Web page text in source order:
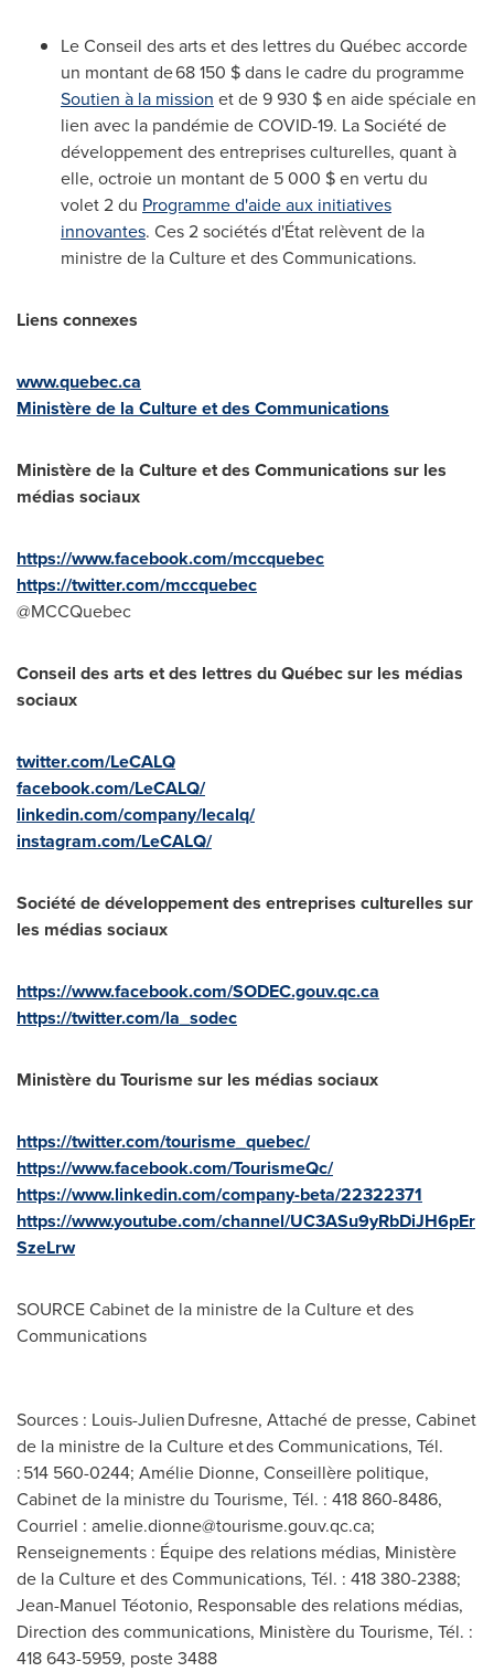
Le Conseil des arts et des lettres du Québec accorde
un montant de 68 150 $ dans le cadre du programme
Soutien à la mission et de 9 930 $ en aide spéciale en
lien avec la pandémie de COVID-19. La Société de
développement des entreprises culturelles, quant à
elle, octroie un montant de 5 000 $ en vertu du
volet 2 du Programme d'aide aux initiatives
innovantes. Ces 2 sociétés d'État relèvent de la
ministre de la Culture et des Communications.
Liens connexes
www.quebec.ca
Ministère de la Culture et des Communications
Ministère de la Culture et des Communications sur les
médias sociaux
https://www.facebook.com/mccquebec
https://twitter.com/mccquebec
@MCCQuebec
Conseil des arts et des lettres du Québec sur les médias
sociaux
twitter.com/LeCALQ
facebook.com/LeCALQ/
linkedin.com/company/lecalq/
instagram.com/LeCALQ/
Société de développement des entreprises culturelles sur
les médias sociaux
https://www.facebook.com/SODEC.gouv.qc.ca
https://twitter.com/la_sodec
Ministère du Tourisme sur les médias sociaux
https://twitter.com/tourisme_quebec/
https://www.facebook.com/TourismeQc/
https://www.linkedin.com/company-beta/22322371
https://www.youtube.com/channel/UC3ASu9yRbDiJH6pEr
SzeLrw
SOURCE Cabinet de la ministre de la Culture et des
Communications
Sources : Louis-Julien Dufresne, Attaché de presse, Cabinet
de la ministre de la Culture et des Communications, Tél.
: 514 560-0244; Amélie Dionne, Conseillère politique,
Cabinet de la ministre du Tourisme, Tél. : 418 860-8486,
Courriel : amelie.dionne@tourisme.gouv.qc.ca;
Renseignements : Équipe des relations médias, Ministère
de la Culture et des Communications, Tél. : 418 380-2388;
Jean-Manuel Téotonio, Responsable des relations médias,
Direction des communications, Ministère du Tourisme, Tél. :
418 643-5959, poste 3488